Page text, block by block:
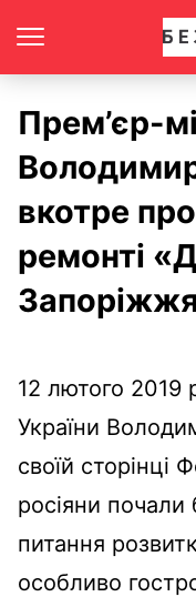
Прем’єр-
вкотре
ремонті
12 лютого 2019
України
своїй сторінці
росіяни почали
питання
особливо